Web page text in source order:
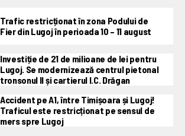
Trafic restricționat în zona Podului de
Fier din Lugoj în perioada 10 – 11 august
Investiție de 21 de milioane de lei pentru
Lugoj. Se modernizează centrul pietonal
tronsonul II și cartierul I.C. Drăgan
Accident pe A1, între Timișoara și Lugoj!
Traficul este restricționat pe sensul de
mers spre Lugoj